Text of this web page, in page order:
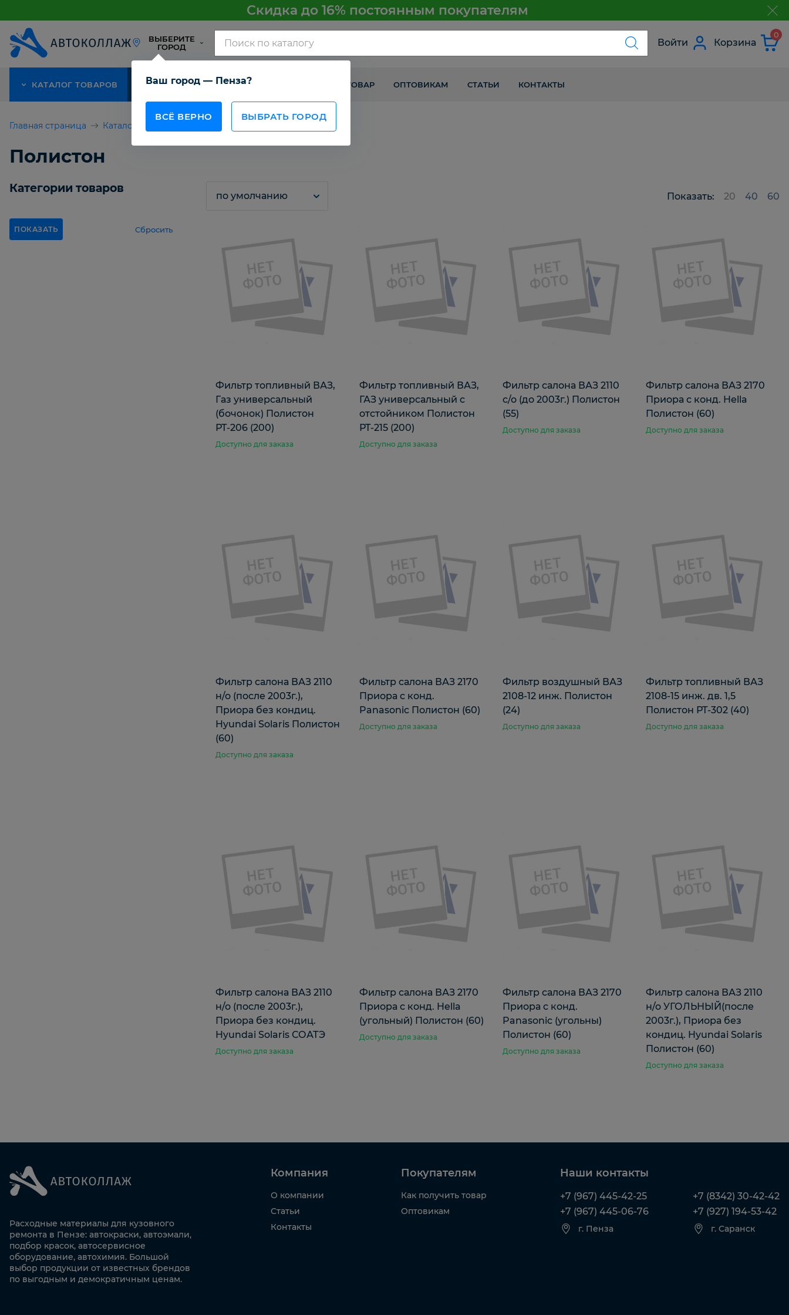
Скидка до 16% постоянным покупателям
ВЫБЕРИТЕ
ГОРОД
Ваш город — Пенза?
ВСЁ ВЕРНО ВЫБРАТЬ ГОРОД
Войти Корзина
0
КАТАЛОГ ТОВАРОВ АКЦИЯ О КОМПАНИИ КАК ПОЛУЧИТЬ ТОВАР ОПТОВИКАМ СТАТЬИ КОНТАКТЫ
Главная страница Каталог товаров
Полистон
Категории товаров
ПОКАЗАТЬ Сбросить
Показать: 20 40 60
Фильтр топливный ВАЗ,
Газ универсальный
(бочонок) Полистон
РТ-206 (200)
Доступно для заказа
Фильтр топливный ВАЗ,
ГАЗ универсальный с
отстойником Полистон
РТ-215 (200)
Доступно для заказа
Фильтр салона ВАЗ 2110
с/о (до 2003г.) Полистон
(55)
Доступно для заказа
Фильтр салона ВАЗ 2170
Приора с конд. Hella
Полистон (60)
Доступно для заказа
Фильтр салона ВАЗ 2110
н/о (после 2003г.),
Приора без кондиц.
Hyundai Solaris Полистон
(60)
Доступно для заказа
Фильтр салона ВАЗ 2170
Приора с конд.
Panasonic Полистон (60)
Доступно для заказа
Фильтр воздушный ВАЗ
2108-12 инж. Полистон
(24)
Доступно для заказа
Фильтр топливный ВАЗ
2108-15 инж. дв. 1,5
Полистон РТ-302 (40)
Доступно для заказа
Фильтр салона ВАЗ 2110
н/о (после 2003г.),
Приора без кондиц.
Hyundai Solaris СОАТЭ
Доступно для заказа
Фильтр салона ВАЗ 2170
Приора с конд. Hella
(угольный) Полистон (60)
Доступно для заказа
Фильтр салона ВАЗ 2170
Приора с конд.
Panasonic (угольны)
Полистон (60)
Доступно для заказа
Фильтр салона ВАЗ 2110
н/о УГОЛЬНЫЙ(после
2003г.), Приора без
кондиц. Hyundai Solaris
Полистон (60)
Доступно для заказа
Расходные материалы для кузовного
ремонта в Пензе: автокраски, автоэмали,
подбор красок, автосервисное
оборудование, автохимия. Большой
выбор продукции от известных брендов
по выгодным и демократичным ценам.
Компания
О компании
Статьи
Контакты
Покупателям
Как получить товар
Оптовикам
Наши контакты
+7 (967) 445-42-25
+7 (967) 445-06-76
г. Пенза
+7 (8342) 30-42-42
+7 (927) 194-53-42
г. Саранск